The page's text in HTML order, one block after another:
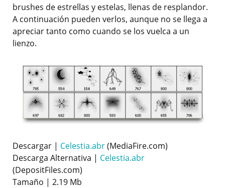
brushes de estrellas y estelas, llenas de resplandor.
A continuación pueden verlos, aunque no se llega a
apreciar tanto como cuando se los vuelca a un
lienzo.
Descargar | Celestia.abr(MediaFire.com)
Descarga Alternativa | Celestia.abr
(DepositFiles.com)
Tamaño | 2.19 Mb